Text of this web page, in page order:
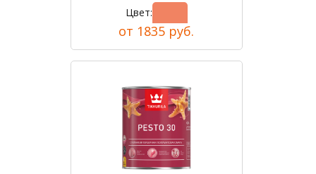
Цвет:
от 1835 руб.